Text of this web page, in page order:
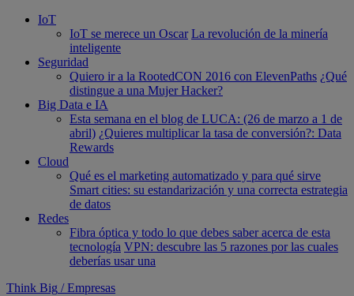
IoT
IoT se merece un Oscar La revolución de la minería
inteligente
Seguridad
Quiero ir a la RootedCON 2016 con ElevenPaths ¿Qué
distingue a una Mujer Hacker?
Big Data e IA
Esta semana en el blog de LUCA: (26 de marzo a 1 de
abril) ¿Quieres multiplicar la tasa de conversión?: Data
Rewards
Cloud
Qué es el marketing automatizado y para qué sirve
Smart cities: su estandarización y una correcta estrategia
de datos
Redes
Fibra óptica y todo lo que debes saber acerca de esta
tecnología VPN: descubre las 5 razones por las cuales
deberías usar una
Think Big / Empresas